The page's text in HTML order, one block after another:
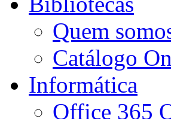
Quem
Catálogo
Informática
Office 365